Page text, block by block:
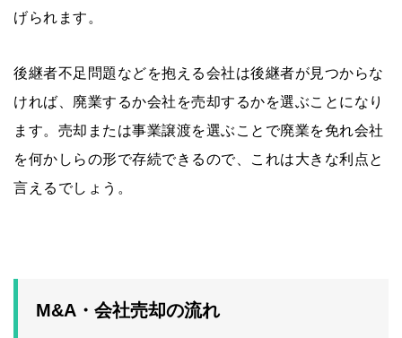
げられます。
後継者不足問題などを抱える会社は後継者が見つからな
ければ、廃業するか会社を売却するかを選ぶことになり
ます。売却または事業譲渡を選ぶことで廃業を免れ会社
を何かしらの形で存続できるので、これは大きな利点と
言えるでしょう。
M&A・会社売却の流れ